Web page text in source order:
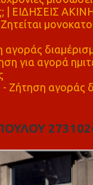
| ΕΙΔΗΣΕΙΣ
για αγορά
Ζήτηση αγοράς